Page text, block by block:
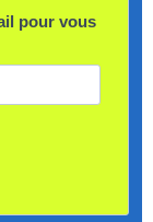
pour vous